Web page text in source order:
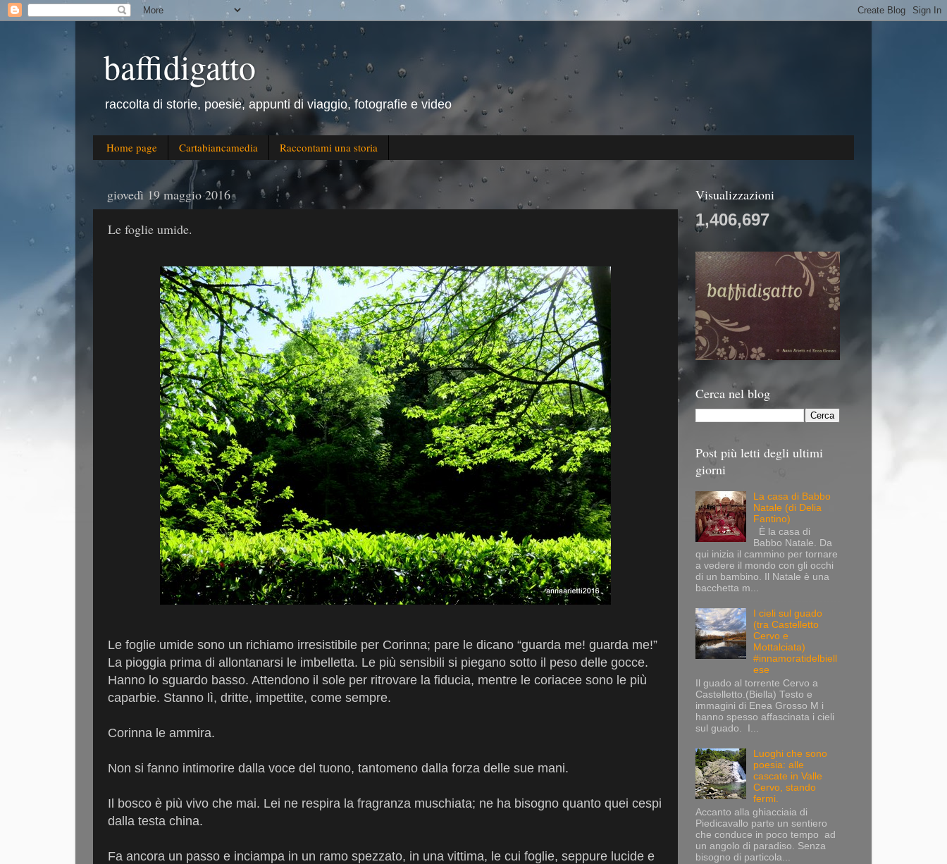
baffidigatto
raccolta di storie, poesie, appunti di viaggio, fotografie e video
Home page Cartabiancamedia Raccontami una storia
giovedì 19 maggio 2016
Le foglie umide.
Le foglie umide sono un richiamo irresistibile per Corinna; pare le dicano “guarda me! guarda me!”
La pioggia prima di allontanarsi le imbelletta. Le più sensibili si piegano sotto il peso delle gocce.
Hanno lo sguardo basso. Attendono il sole per ritrovare la fiducia, mentre le coriacee sono le più
caparbie. Stanno lì, dritte, impettite, come sempre.
Corinna le ammira.
Non si fanno intimorire dalla voce del tuono, tantomeno dalla forza delle sue mani.
Il bosco è più vivo che mai. Lei ne respira la fragranza muschiata; ne ha bisogno quanto quei cespi
dalla testa china.
Fa ancora un passo e inciampa in un ramo spezzato, in una vittima, le cui foglie, seppure lucide e
Visualizzazioni
1,406,697
Cerca nel blog
Post più letti degli ultimi
giorni
La casa di Babbo
Natale (di Delia
Fantino)
È la casa di
Babbo Natale. Da
qui inizia il cammino per tornare
a vedere il mondo con gli occhi
di un bambino. Il Natale è una
bacchetta m...
I cieli sul guado
(tra Castelletto
Cervo e
Mottalciata)
#innamoratidelbiell
ese
Il guado al torrente Cervo a
Castelletto.(Biella) Testo e
immagini di Enea Grosso M i
hanno spesso affascinata i cieli
sul guado. I...
Luoghi che sono
poesia: alle
cascate in Valle
Cervo, stando
fermi.
Accanto alla ghiacciaia di
Piedicavallo parte un sentiero
che conduce in poco tempo ad
un angolo di paradiso. Senza
bisogno di particola...